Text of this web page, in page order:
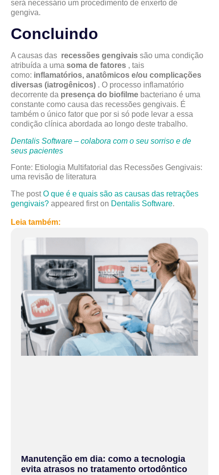
será necessário um procedimento de enxerto de
gengiva.
Concluindo
A causas das recessões gengivais são uma condição
atribuída a umasoma de fatores , tais
como: inflamatórios, anatômicos e/ou complicações
diversas (iatrogênicos) . O processo inflamatório
decorrente da presença do biofilme bacteriano é uma
constante como causa das recessões gengivais. É
também o único fator que por si só pode levar a essa
condição clínica abordada ao longo deste trabalho.
Dentalis Software – colabora com o seu sorriso e de
seus pacientes
Fonte: Etiologia Multifatorial das Recessões Gengivais:
uma revisão de literatura
The postO que é e quais são as causas das retrações
gengivais? appeared first on Dentalis Software.
Leia também:
Manutenção em dia: como a tecnologia
evita atrasos no tratamento ortodôntico